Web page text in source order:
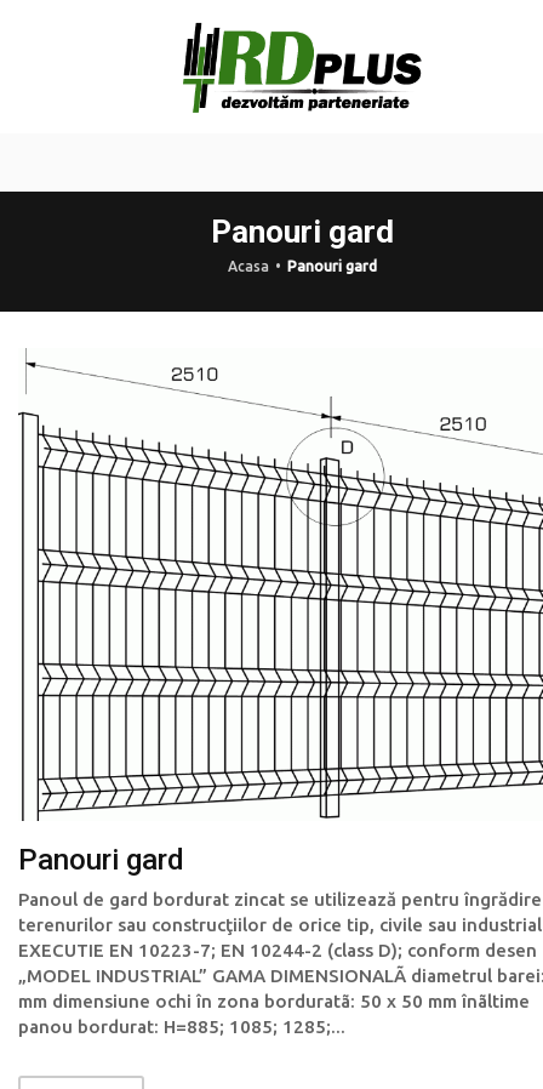
Panouri gard
Acasa Panouri gard
Panouri gard
Panoul de gard bordurat zincat se utilizează pentru
terenurilor sau construcţiilor de orice tip, civile sau
EXECUTIE EN 10223-7; EN 10244-2 (class D); conform desen
„MODEL INDUSTRIAL” GAMA DIMENSIONALÃ diametrul
mm dimensiune ochi în zona borduratã: 50 x 50 mm înãltime
panou bordurat: H=885; 1085; 1285;...